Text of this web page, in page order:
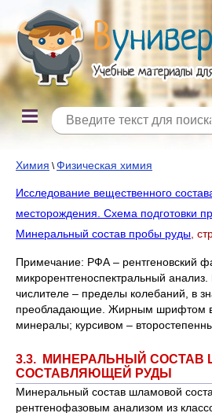
Химия \Физическая химия
Исследование вещественного
месторождения. Схема подготовки
Минеральный состав пробы руды ,
Примечание: РФА – рентгеновский
микрорентгеноспектральный
числителе – пределы колебаний, в
преобладающие. Жирным шрифтом
минералы; курсивом –
3.3. МИНЕРАЛЬНЫЙ СОСТАВ
СОСТАВЛЯЮЩЕЙ РУДЫ
Минеральный состав шламовой
рентгенофазовым анализом из